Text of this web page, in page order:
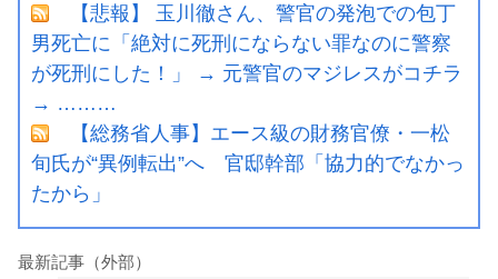
【悲報】 玉川徹さん、警官の発泡での包丁
男死亡に「絶対に死刑にならない罪なのに警察
が死刑にした！」 → 元警官のマジレスがコチラ
→ ………
【総務省人事】エース級の財務官僚・一松
旬氏が“異例転出”へ 官邸幹部「協力的でなかっ
たから」
最新記事（外部）